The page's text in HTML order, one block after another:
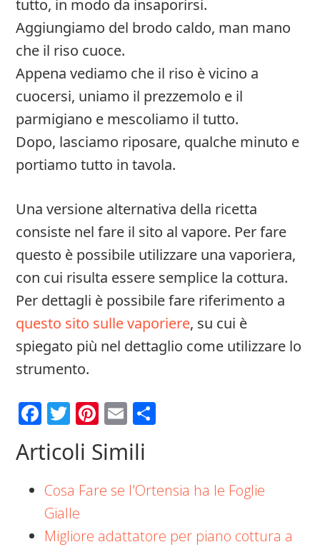
tutto, in modo da insaporirsi.
Aggiungiamo del brodo caldo, man mano
che il riso cuoce.
Appena vediamo che il riso è vicino a
cuocersi, uniamo il prezzemolo e il
parmigiano e mescoliamo il tutto.
Dopo, lasciamo riposare, qualche minuto e
portiamo tutto in tavola.
Una versione alternativa della ricetta
consiste nel fare il sito al vapore. Per fare
questo è possibile utilizzare una vaporiera,
con cui risulta essere semplice la cottura.
Per dettagli è possibile fare riferimento a
questo sito sulle vaporiere, su cui è
spiegato più nel dettaglio come utilizzare lo
strumento.
Facebook
Twitter
Pinterest
Email
Articoli Simili
Cosa Fare se l'Ortensia ha le Foglie
Gialle
Migliore adattatore per piano cottura a